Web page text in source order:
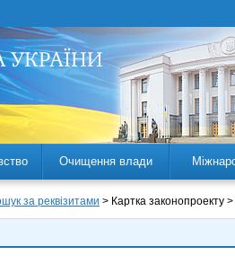
Очищення влади
за реквізитами > Картка законопроекту >